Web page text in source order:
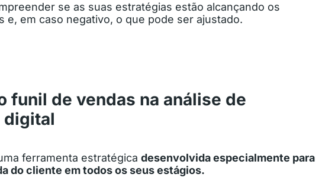
se as suas estratégias estão alcançando os
e, em caso negativo, o que pode ser ajustado.
funil de vendas na análise de
digital
ferramenta estratégica desenvolvida especialmente para
do cliente em todos os seus estágios.